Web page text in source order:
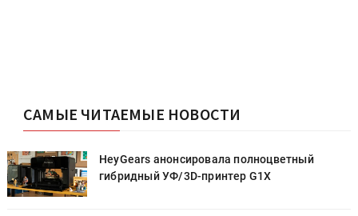
САМЫЕ ЧИТАЕМЫЕ НОВОСТИ
HeyGears анонсировала полноцветный
гибридный УФ/3D-принтер G1X